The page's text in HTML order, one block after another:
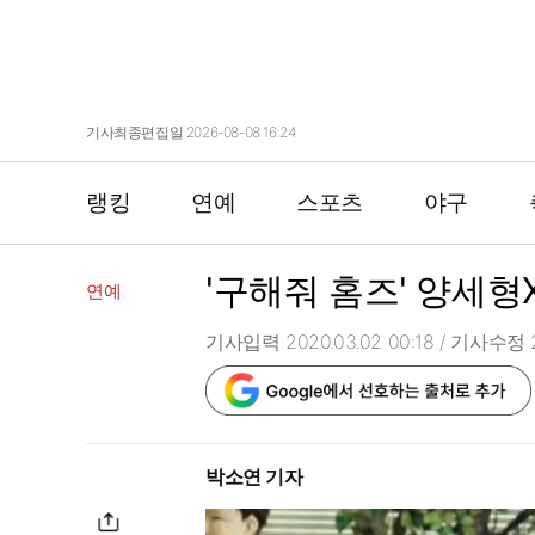
기사최종편집일 2026-08-08 16:24
랭킹 연예 스포츠 야구
연예 '구해줘 홈즈' 양세
기사입력 2020.03.02 00:18 / 기사수정
박소연 기자